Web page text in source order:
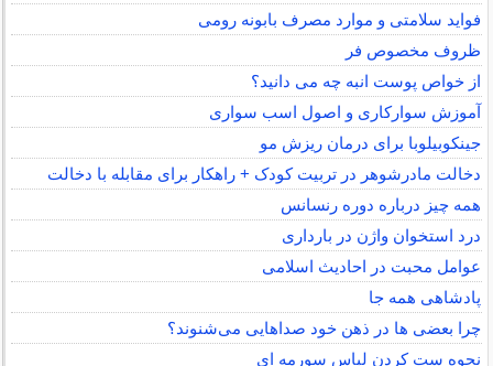
فواید سلامتی و موارد مصرف بابونه رومی
ظروف مخصوص فر
از خواص پوست انبه چه می دانید؟
آموزش سوارکاری و اصول اسب سواری
جینکوبیلوبا برای درمان ریزش مو
دخالت مادرشوهر در تربیت کودک + راهکار برای مقابله با دخالت
همه چیز درباره دوره رنسانس
درد استخوان واژن در بارداری
عوامل محبت در احادیث اسلامى
پادشاهی همه جا
چرا بعضی ها در ذهن خود صداهایی می‌شنوند؟
نحوه ست کردن لباس سورمه ای